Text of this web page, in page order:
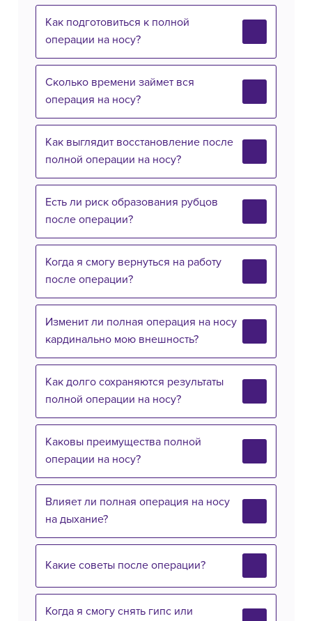
Как подготовиться к полной
операции на носу?
Сколько времени займет вся
операция на носу?
Как выглядит восстановление после
полной операции на носу?
Есть ли риск образования рубцов
после операции?
Когда я смогу вернуться на работу
после операции?
Изменит ли полная операция на носу
кардинально мою внешность?
Как долго сохраняются результаты
полной операции на носу?
Каковы преимущества полной
операции на носу?
Влияет ли полная операция на носу
на дыхание?
Какие советы после операции?
Когда я смогу снять гипс или